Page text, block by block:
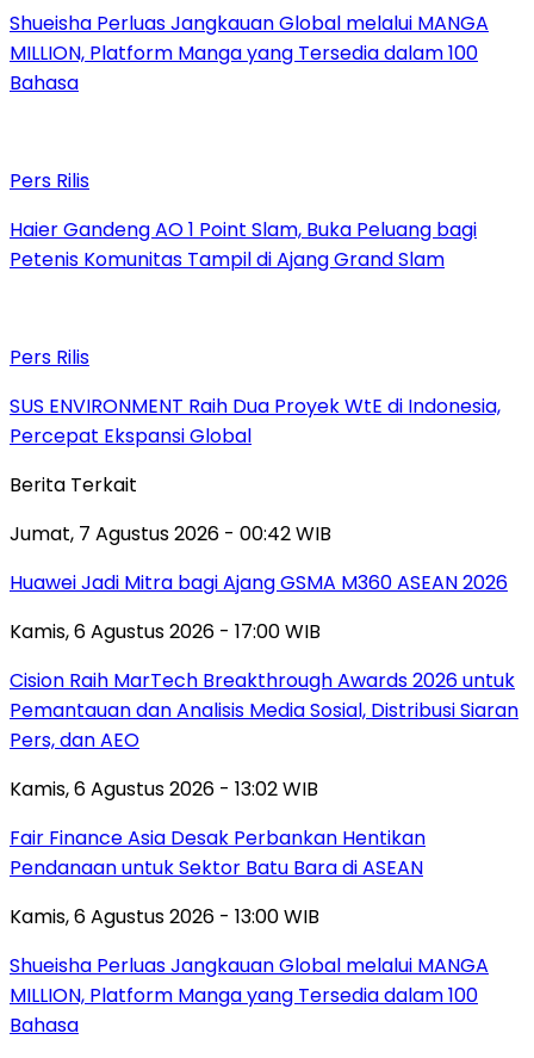
Shueisha Perluas Jangkauan Global melalui MANGA
MILLION, Platform Manga yang Tersedia dalam 100
Bahasa
Pers Rilis
Haier Gandeng AO 1 Point Slam, Buka Peluang bagi
Petenis Komunitas Tampil di Ajang Grand Slam
Pers Rilis
SUS ENVIRONMENT Raih Dua Proyek WtE di Indonesia,
Percepat Ekspansi Global
Berita Terkait
Jumat, 7 Agustus 2026 - 00:42 WIB
Huawei Jadi Mitra bagi Ajang GSMA M360 ASEAN 2026
Kamis, 6 Agustus 2026 - 17:00 WIB
Cision Raih MarTech Breakthrough Awards 2026 untuk
Pemantauan dan Analisis Media Sosial, Distribusi Siaran
Pers, dan AEO
Kamis, 6 Agustus 2026 - 13:02 WIB
Fair Finance Asia Desak Perbankan Hentikan
Pendanaan untuk Sektor Batu Bara di ASEAN
Kamis, 6 Agustus 2026 - 13:00 WIB
Shueisha Perluas Jangkauan Global melalui MANGA
MILLION, Platform Manga yang Tersedia dalam 100
Bahasa